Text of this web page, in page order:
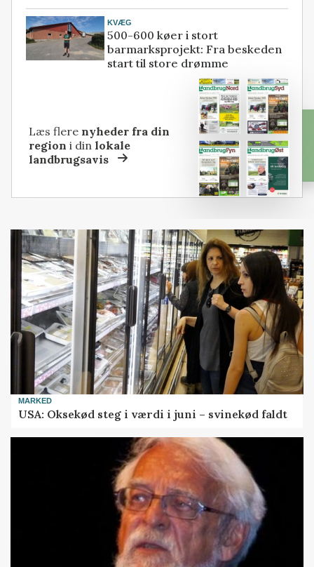
KVÆG
500-600 køer i stort
barmarksprojekt: Fra beskeden
start til store drømme
Læs flere nyheder fra din
region i dinlokale
landbrugsavis
MARKED
USA: Oksekød steg i værdi i juni – svinekød faldt